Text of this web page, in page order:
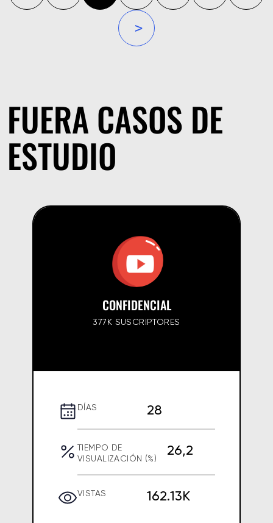
FUERA CASOS DE
ESTUDIO
CONFIDENCIAL
377K SUSCRIPTORES
DÍAS 28
TIEMPO DE
VISUALIZACIÓN (%)
26,2
VISTAS 162.13K